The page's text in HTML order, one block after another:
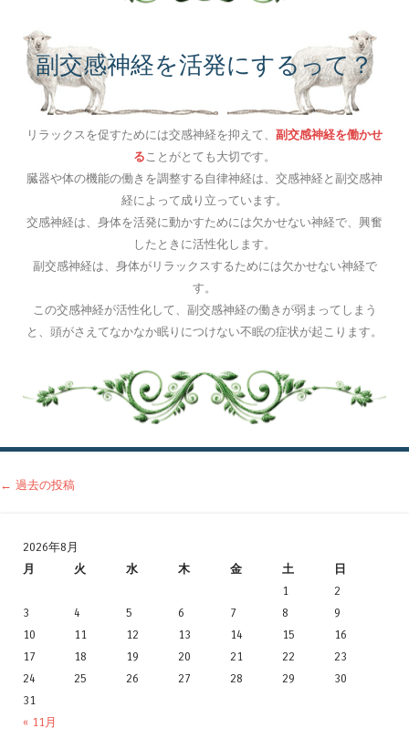
副交感神経を活発にするって？
リラックスを促すためには交感神経を抑えて、 副交感神経を働かせ
る ことがとても大切です。
臓器や体の機能の働きを調整する自律神経は、交感神経と副交感神
経によって成り立っています。
交感神経は、身体を活発に動かすためには欠かせない神経で、興奮
したときに活性化します。
副交感神経は、身体がリラックスするためには欠かせない神経で
す。
この交感神経が活性化して、副交感神経の働きが弱まってしまう
と、頭がさえてなかなか眠りにつけない不眠の症状が起こります。
投稿ナビゲーション
← 過去の投稿
2026年8月
月
火 水 木 金 土 日
« 11月
1
2
3
4 5 6 7 8
9
10
11 12 13 14 15
16
17
18 19 20 21 22
23
24
25 26 27 28 29
30
31